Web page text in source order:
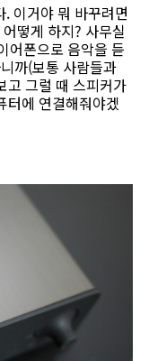
이거야 뭐 바꾸려면
떻게 하지? 사무실
어폰으로 음악을 듣
까(보통 사람들과
고 그럴 때 스피커가
터에 연결해줘야겠